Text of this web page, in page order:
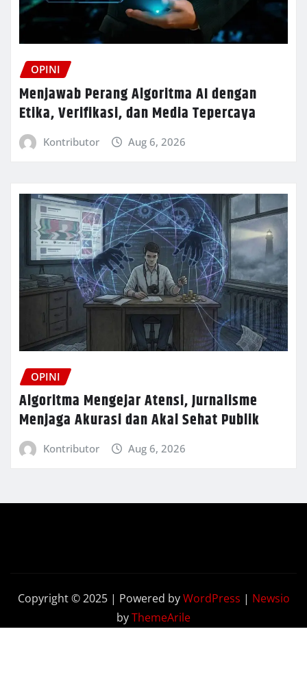
OPINI
Menjawab Perang Algoritma AI dengan
Etika, Verifikasi, dan Media Tepercaya
Kontributor Aug 6, 2026
OPINI
Algoritma Mengejar Atensi, Jurnalisme
Menjaga Akurasi dan Akal Sehat Publik
Kontributor Aug 6, 2026
Copyright © 2025 | Powered byWordPress | Newsio
byThemeArile